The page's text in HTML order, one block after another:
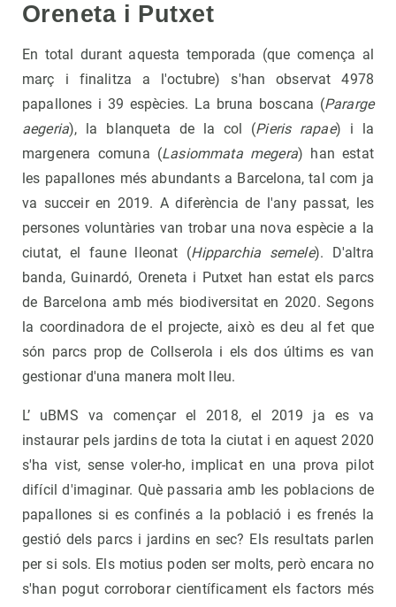
Oreneta i Putxet
En total durant aquesta temporada (que comença al
març i finalitza a l'octubre) s'han observat 4978
papallones i 39 espècies. La bruna boscana (Pararge
aegeria), la blanqueta de la col (Pieris rapae) i la
margenera comuna (Lasiommata megera) han estat
les papallones més abundants a Barcelona, ​​tal com ja
va succeir en 2019. A diferència de l'any passat, les
persones voluntàries van trobar una nova espècie a la
ciutat, el faune lleonat (Hipparchia semele). D'altra
banda, Guinardó, Oreneta i Putxet han estat els parcs
de Barcelona amb més biodiversitat en 2020. Segons
la coordinadora de el projecte, això es deu al fet que
són parcs prop de Collserola i els dos últims es van
gestionar d'una manera molt lleu.
L’ uBMS va començar el 2018, el 2019 ja es va
instaurar pels jardins de tota la ciutat i en aquest 2020
s'ha vist, sense voler-ho, implicat en una prova pilot
difícil d'imaginar. Què passaria amb les poblacions de
papallones si es confinés a la població i es frenés la
gestió dels parcs i jardins en sec? Els resultats parlen
per si sols. Els motius poden ser molts, però encara no
s'han pogut corroborar científicament els factors més